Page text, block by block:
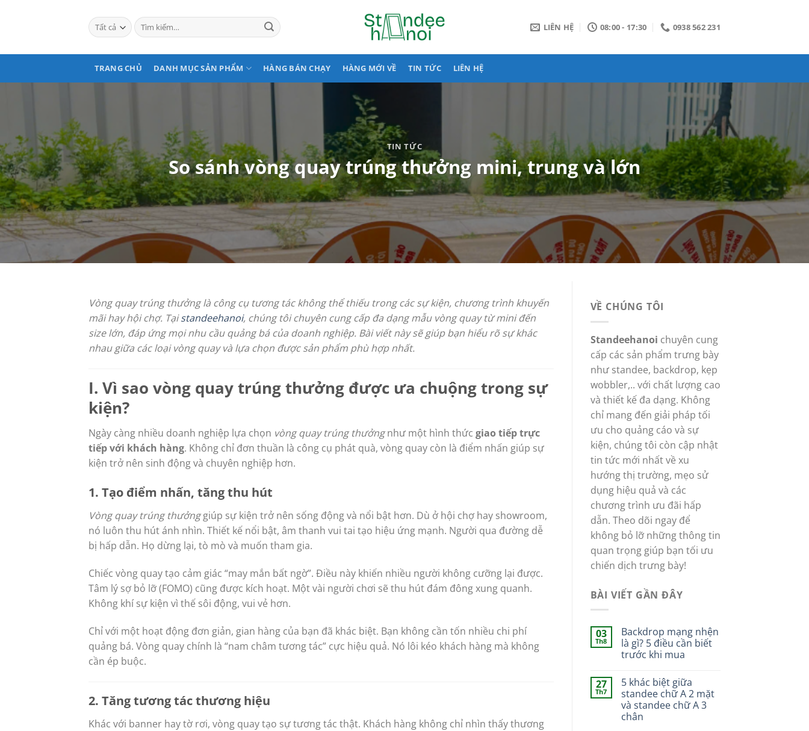
dung
Tìm
kiếm:
LIÊN HỆ 08:00 - 17:30 0938 562 231
TRANG CHỦ DANH MỤC SẢN PHẨM HÀNG BÁN CHẠY HÀNG MỚI VỀ TIN TỨC LIÊN HỆ
TIN TỨC
So sánh vòng quay trúng thưởng mini, trung và lớn
Vòng quay trúng thưởng là công cụ tương tác không thể thiếu trong các sự kiện, chương trình khuyến
mãi hay hội chợ. Tạistandeehanoi, chúng tôi chuyên cung cấp đa dạng mẫu vòng quay từ mini đến
size lớn, đáp ứng mọi nhu cầu quảng bá của doanh nghiệp. Bài viết này sẽ giúp bạn hiểu rõ sự khác
nhau giữa các loại vòng quay và lựa chọn được sản phẩm phù hợp nhất.
I. Vì sao vòng quay trúng thưởng được ưa chuộng trong sự
kiện?
Ngày càng nhiều doanh nghiệp lựa chọn vòng quay trúng thưởngnhư một hình thức giao tiếp trực
tiếp với khách hàng. Không chỉ đơn thuần là công cụ phát quà, vòng quay còn là điểm nhấn giúp sự
kiện trở nên sinh động và chuyên nghiệp hơn.
1. Tạo điểm nhấn, tăng thu hút
Vòng quay trúng thưởnggiúp sự kiện trở nên sống động và nổi bật hơn. Dù ở hội chợ hay showroom,
nó luôn thu hút ánh nhìn. Thiết kế nổi bật, âm thanh vui tai tạo hiệu ứng mạnh. Người qua đường dễ
bị hấp dẫn. Họ dừng lại, tò mò và muốn tham gia.
Chiếc vòng quay tạo cảm giác “may mắn bất ngờ”. Điều này khiến nhiều người không cưỡng lại được.
Tâm lý sợ bỏ lỡ (FOMO) cũng được kích hoạt. Một vài người chơi sẽ thu hút đám đông xung quanh.
Không khí sự kiện vì thế sôi động, vui vẻ hơn.
Chỉ với một hoạt động đơn giản, gian hàng của bạn đã khác biệt. Bạn không cần tốn nhiều chi phí
quảng bá. Vòng quay chính là “nam châm tương tác” cực hiệu quả. Nó lôi kéo khách hàng mà không
cần ép buộc.
2. Tăng tương tác thương hiệu
Khác với banner hay tờ rơi, vòng quay tạo sự tương tác thật. Khách hàng không chỉ nhìn thấy thương
VỀ CHÚNG TÔI
Standeehanoi chuyên cung
cấp các sản phẩm trưng bày
như standee, backdrop, kẹp
wobbler,.. với chất lượng cao
và thiết kế đa dạng. Không
chỉ mang đến giải pháp tối
ưu cho quảng cáo và sự
kiện, chúng tôi còn cập nhật
tin tức mới nhất về xu
hướng thị trường, mẹo sử
dụng hiệu quả và các
chương trình ưu đãi hấp
dẫn. Theo dõi ngay để
không bỏ lỡ những thông tin
quan trọng giúp bạn tối ưu
chiến dịch trưng bày!
BÀI VIẾT GẦN ĐÂY
03
Th8
Backdrop mạng nhện
là gì? 5 điều cần biết
trước khi mua
27
Th7
5 khác biệt giữa
standee chữ A 2 mặt
và standee chữ A 3
chân